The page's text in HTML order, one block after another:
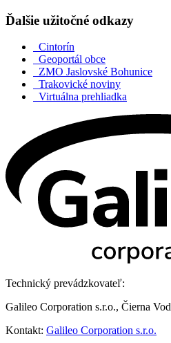
Ďalšie užitočné odkazy
Cintorín
Geoportál obce
ZMO Jaslovské Bohunice
Trakovické noviny
Virtuálna prehliadka
Technický prevádzkovateľ:
Galileo Corporation s.r.o., Čierna
Kontakt: Galileo Corporation s.r.o.